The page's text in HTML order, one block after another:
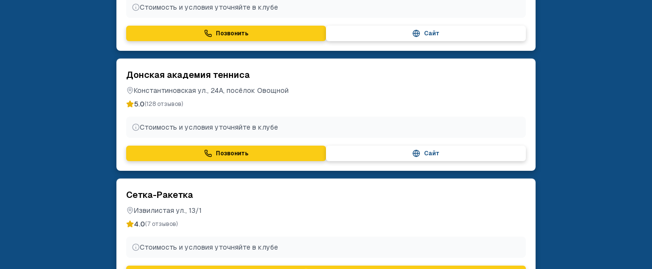
Стоимость и условия уточняйте в клубе
Позвонить Сайт
Донская академия тенниса
Константиновская ул., 24А, посёлок Овощной
5.0(128 отзывов)
Стоимость и условия уточняйте в клубе
Позвонить Сайт
Сетка-Ракетка
Извилистая ул., 13/1
4.0(7 отзывов)
Стоимость и условия уточняйте в клубе